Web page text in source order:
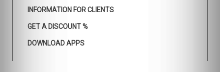
INFORMATION FOR CLIENTS
GET A DISCOUNT %
DOWNLOAD APPS